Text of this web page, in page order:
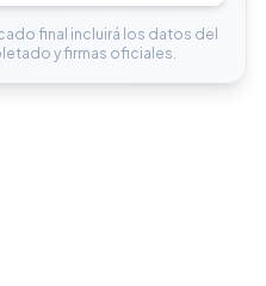
final incluirá los datos del
y firmas oficiales.